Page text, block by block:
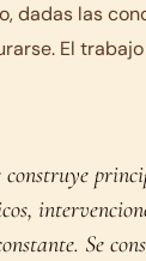
dadas las
El
construye
Se